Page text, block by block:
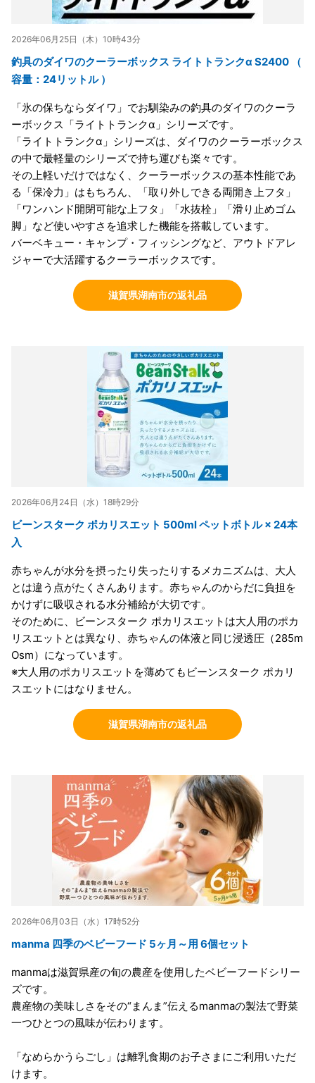
2026年06月25日（木）10時43分
釣具のダイワのクーラーボックス ライトトランクα S2400 （
容量：24リットル ）
「氷の保ちならダイワ」でお馴染みの釣具のダイワのクーラ
ーボックス「ライトトランクα」シリーズです。
「ライトトランクα」シリーズは、ダイワのクーラーボックス
の中で最軽量のシリーズで持ち運びも楽々です。
その上軽いだけではなく、クーラーボックスの基本性能であ
る「保冷力」はもちろん、「取り外しできる両開き上フタ」
「ワンハンド開閉可能な上フタ」「水抜栓」「滑り止めゴム
脚」など使いやすさを追求した機能を搭載しています。
バーベキュー・キャンプ・フィッシングなど、アウトドアレ
ジャーで大活躍するクーラーボックスです。
滋賀県湖南市の返礼品
2026年06月24日（水）18時29分
ビーンスターク ポカリスエット 500ml ペットボトル × 24本
入
赤ちゃんが水分を摂ったり失ったりするメカニズムは、大人
とは違う点がたくさんあります。赤ちゃんのからだに負担を
かけずに吸収される水分補給が大切です。
そのために、ビーンスターク ポカリスエットは大人用のポカ
リスエットとは異なり、赤ちゃんの体液と同じ浸透圧（285m
Osm）になっています。
※大人用のポカリスエットを薄めてもビーンスターク ポカリ
スエットにはなりません。
滋賀県湖南市の返礼品
2026年06月03日（水）17時52分
manma 四季のベビーフード 5ヶ月～用 6個セット
manmaは滋賀県産の旬の農産を使用したベビーフードシリー
ズです。
農産物の美味しさをその“まんま”伝えるmanmaの製法で野菜
一つひとつの風味が伝わります。
「なめらかうらごし」は離乳食期のお子さまにご利用いただ
けます。